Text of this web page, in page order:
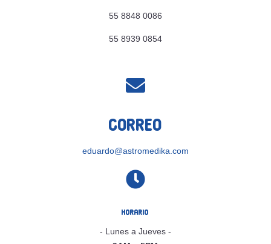
55 8848 0086
55 8939 0854

Correo
eduardo@astromedika.com

Horario
- Lunes a Jueves -